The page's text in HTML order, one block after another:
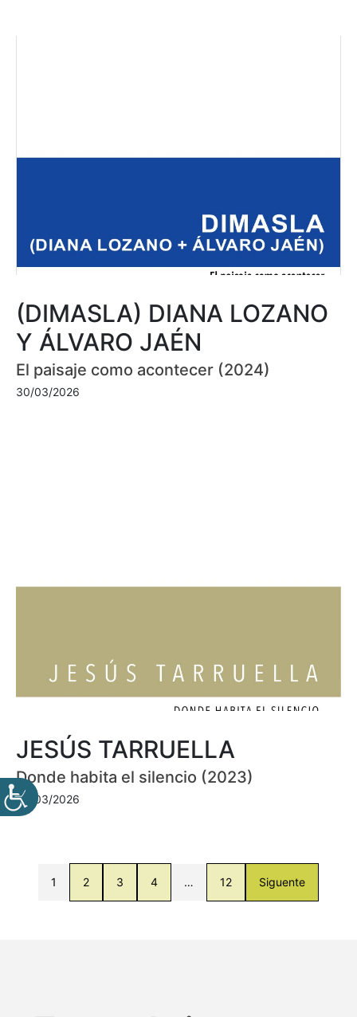
(DIMASLA) DIANA LOZANO
Y ÁLVARO JAÉN
El paisaje como acontecer (2024)
30/03/2026
JESÚS TARRUELLA
Donde habita el silencio (2023)
30/03/2026
1 2 3 4 … 12 Siguente